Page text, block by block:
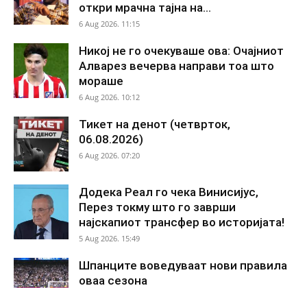
откри мрачна тајна на...
6 Aug 2026. 11:15
Никој не го очекуваше ова: Очајниот
Алварез вечерва направи тоа што
мораше
6 Aug 2026. 10:12
Тикет на денот (четврток,
06.08.2026)
6 Aug 2026. 07:20
Додека Реал го чека Винисијус,
Перез токму што го заврши
најскапиот трансфер во историјата!
5 Aug 2026. 15:49
Шпанците воведуваат нови правила
оваа сезона